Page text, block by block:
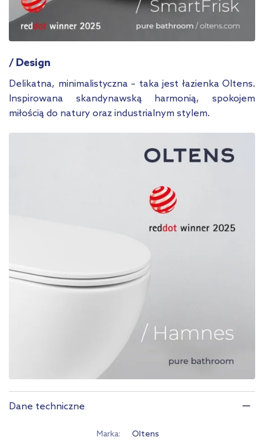
/ Design
Delikatna, minimalistyczna – taka jest łazienka Oltens.
Inspirowana skandynawską harmonią, spokojem
miłością do natury oraz industrialnym stylem.
Dane techniczne
Marka Oltens